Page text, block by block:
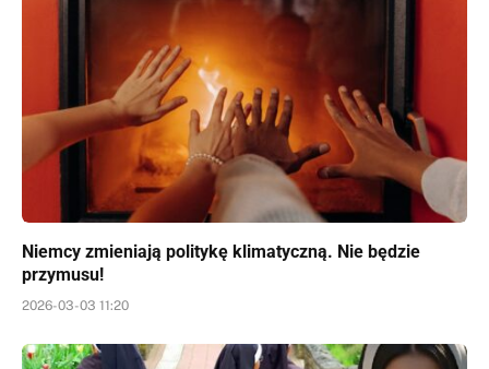
Niemcy zmieniają politykę klimatyczną. Nie będzie
przymusu!
2026-03-03 11:20